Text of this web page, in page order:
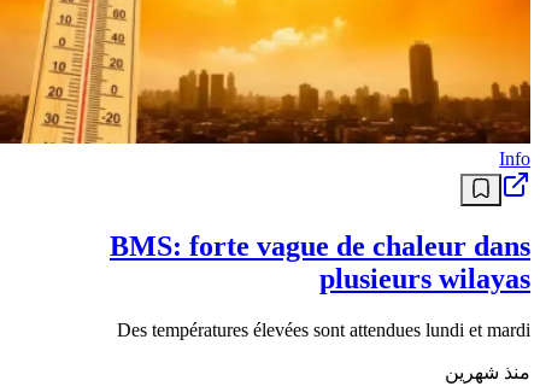
Info
BMS: forte vague de chaleur dans
plusieurs wilayas
Des températures élevées sont attendues lundi et mardi
منذ شهرين